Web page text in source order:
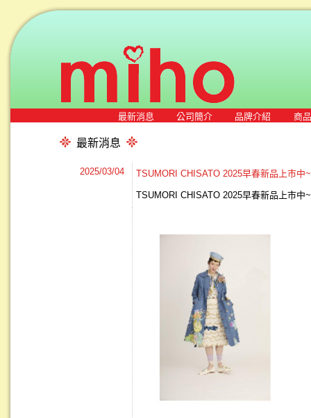
最新消息 公司簡介 品牌介紹 商
最新消息
2025/03/04 TSUMORI CHISATO 2025早春新品上市
TSUMORI CHISATO 2025早春新品上市中~